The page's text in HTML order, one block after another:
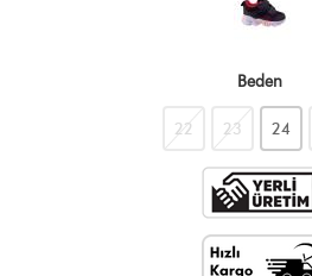
Beden
22 23 24